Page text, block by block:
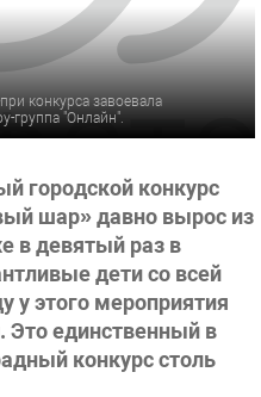
конкурса завоевала
группа "Онлайн".
городской конкурс
шар» давно вырос из
в девятый раз в
дети со всей
у этого мероприятия
Это единственный в
конкурс столь